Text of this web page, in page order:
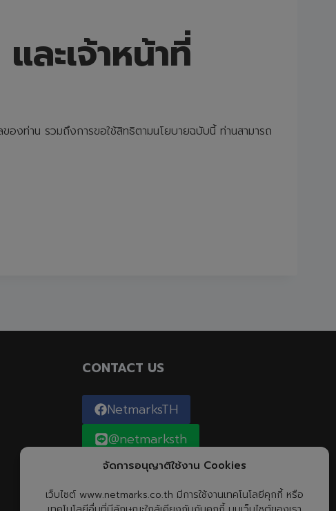
จัดการอนุญาติใช้งาน Cookies
เว็บไซต์ www.netmarks.co.th มีการใช้งานเทคโนโลยีคุกกี้ หรือ
ะเจ้าหน้าที่
องท่าน รวมถึงการขอใช้สิทธิตามนโยบายฉบับนี้ ท่านสามารถ
CONTACT US
NetmarksTH
@netmarksth
0-2726-9600